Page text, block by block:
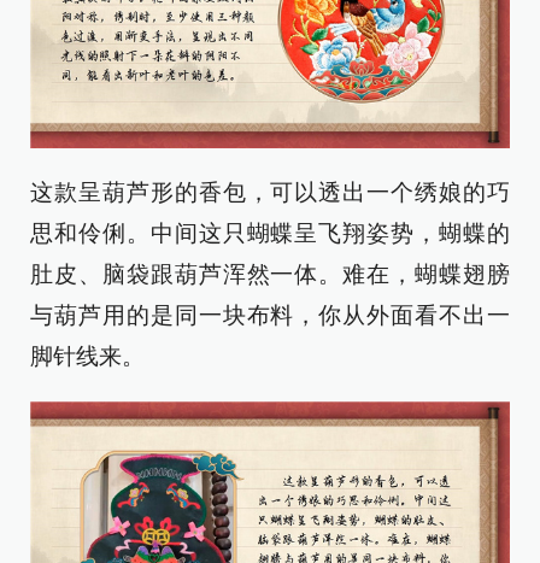
这款呈葫芦形的香包，可以透出一个绣娘的巧
思和伶俐。中间这只蝴蝶呈飞翔姿势，蝴蝶的
肚皮、脑袋跟葫芦浑然一体。难在，蝴蝶翅膀
与葫芦用的是同一块布料，你从外面看不出一
脚针线来。